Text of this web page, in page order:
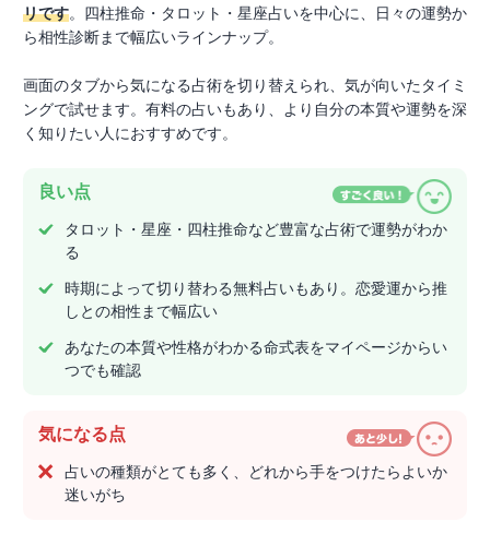
リです。四柱推命・タロット・星座占いを中心に、日々の運勢か
ら相性診断まで幅広いラインナップ。
画面のタブから気になる占術を切り替えられ、気が向いたタイミ
ングで試せます。有料の占いもあり、より自分の本質や運勢を深
く知りたい人におすすめです。
良い点
タロット・星座・四柱推命など豊富な占術で運勢がわか
る
時期によって切り替わる無料占いもあり。恋愛運から推
しとの相性まで幅広い
あなたの本質や性格がわかる命式表をマイページからい
つでも確認
気になる点
占いの種類がとても多く、どれから手をつけたらよいか
迷いがち